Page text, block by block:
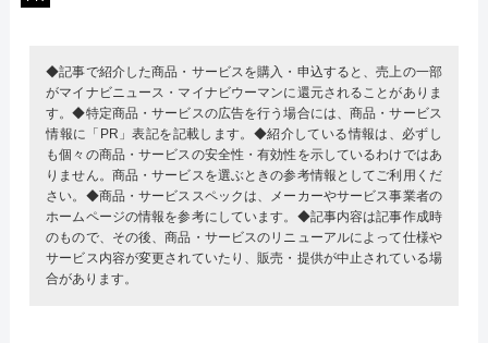
◆記事で紹介した商品・サービスを購入・申込すると、売上の一部
がマイナビニュース・マイナビウーマンに還元されることがありま
す。◆特定商品・サービスの広告を行う場合には、商品・サービス
情報に「PR」表記を記載します。◆紹介している情報は、必ずし
も個々の商品・サービスの安全性・有効性を示しているわけではあ
りません。商品・サービスを選ぶときの参考情報としてご利用くだ
さい。◆商品・サービススペックは、メーカーやサービス事業者の
ホームページの情報を参考にしています。◆記事内容は記事作成時
のもので、その後、商品・サービスのリニューアルによって仕様や
サービス内容が変更されていたり、販売・提供が中止されている場
合があります。